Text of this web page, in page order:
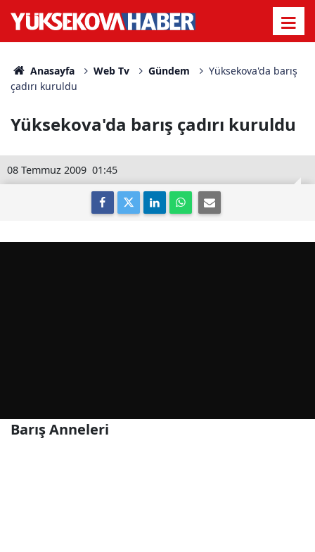
Anasayfa Web Tv Gündem
Yüksekova'da barış
çadırı kuruldu
Yüksekova'da barış çadırı kuruldu
01:45
08 Temmuz 2009
Barış Anneleri